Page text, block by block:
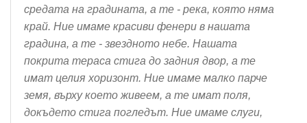
средата на градината, а те - река, която няма
край. Ние имаме красиви фенери в нашата
градина, а те - звездното небе. Нашата
покрита тераса стига до задния двор, а те
имат целия хоризонт. Ние имаме малко парче
земя, върху което живеем, а те имат поля,
докъдето стига погледът. Ние имаме слуги,